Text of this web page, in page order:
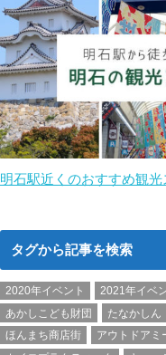
明石駅近くのおすすめ観
タグから記事を検索
2020年イベント 2021年イベ
あかしこども財団
たなかしん
ほんまち商店街
アウトドアミ